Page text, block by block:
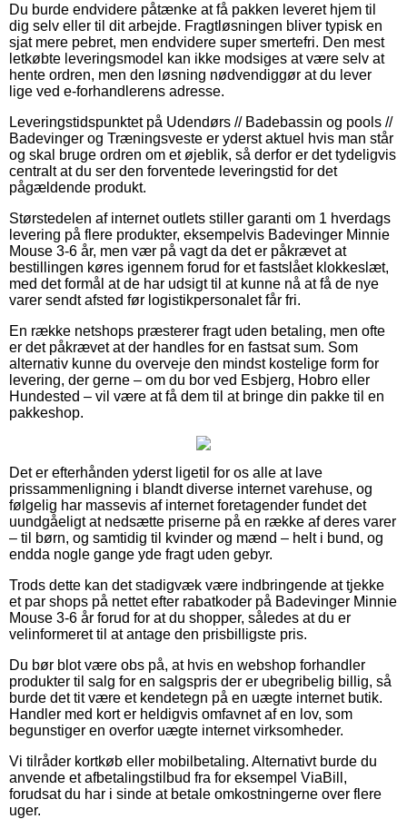
Du burde endvidere påtænke at få pakken leveret hjem til
dig selv eller til dit arbejde. Fragtløsningen bliver typisk en
sjat mere pebret, men endvidere super smertefri. Den mest
letkøbte leveringsmodel kan ikke modsiges at være selv at
hente ordren, men den løsning nødvendiggør at du lever
lige ved e-forhandlerens adresse.
Leveringstidspunktet på Udendørs // Badebassin og pools //
Badevinger og Træningsveste er yderst aktuel hvis man står
og skal bruge ordren om et øjeblik, så derfor er det tydeligvis
centralt at du ser den forventede leveringstid for det
pågældende produkt.
Størstedelen af internet outlets stiller garanti om 1 hverdags
levering på flere produkter, eksempelvis Badevinger Minnie
Mouse 3-6 år, men vær på vagt da det er påkrævet at
bestillingen køres igennem forud for et fastslået klokkeslæt,
med det formål at de har udsigt til at kunne nå at få de nye
varer sendt afsted før logistikpersonalet får fri.
En række netshops præsterer fragt uden betaling, men ofte
er det påkrævet at der handles for en fastsat sum. Som
alternativ kunne du overveje den mindst kostelige form for
levering, der gerne – om du bor ved Esbjerg, Hobro eller
Hundested – vil være at få dem til at bringe din pakke til en
pakkeshop.
Det er efterhånden yderst ligetil for os alle at lave
prissammenligning i blandt diverse internet varehuse, og
følgelig har massevis af internet foretagender fundet det
uundgåeligt at nedsætte priserne på en række af deres varer
– til børn, og samtidig til kvinder og mænd – helt i bund, og
endda nogle gange yde fragt uden gebyr.
Trods dette kan det stadigvæk være indbringende at tjekke
et par shops på nettet efter rabatkoder på Badevinger Minnie
Mouse 3-6 år forud for at du shopper, således at du er
velinformeret til at antage den prisbilligste pris.
Du bør blot være obs på, at hvis en webshop forhandler
produkter til salg for en salgspris der er ubegribelig billig, så
burde det tit være et kendetegn på en uægte internet butik.
Handler med kort er heldigvis omfavnet af en lov, som
begunstiger en overfor uægte internet virksomheder.
Vi tilråder kortkøb eller mobilbetaling. Alternativt burde du
anvende et afbetalingstilbud fra for eksempel ViaBill,
forudsat du har i sinde at betale omkostningerne over flere
uger.